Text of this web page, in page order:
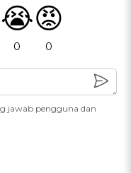
😭
0
😡
0
jawab pengguna dan